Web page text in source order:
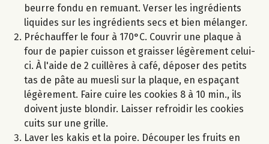
beurre fondu en remuant. Verser les ingrédients
liquides sur les ingrédients secs et bien mélanger.
Préchauffer le four à 170°C. Couvrir une plaque à
four de papier cuisson et graisser légèrement celui-
ci. À l'aide de 2 cuillères à café, déposer des petits
tas de pâte au muesli sur la plaque, en espaçant
légèrement. Faire cuire les cookies 8 à 10 min., ils
doivent juste blondir. Laisser refroidir les cookies
cuits sur une grille.
Laver les kakis et la poire. Découper les fruits en